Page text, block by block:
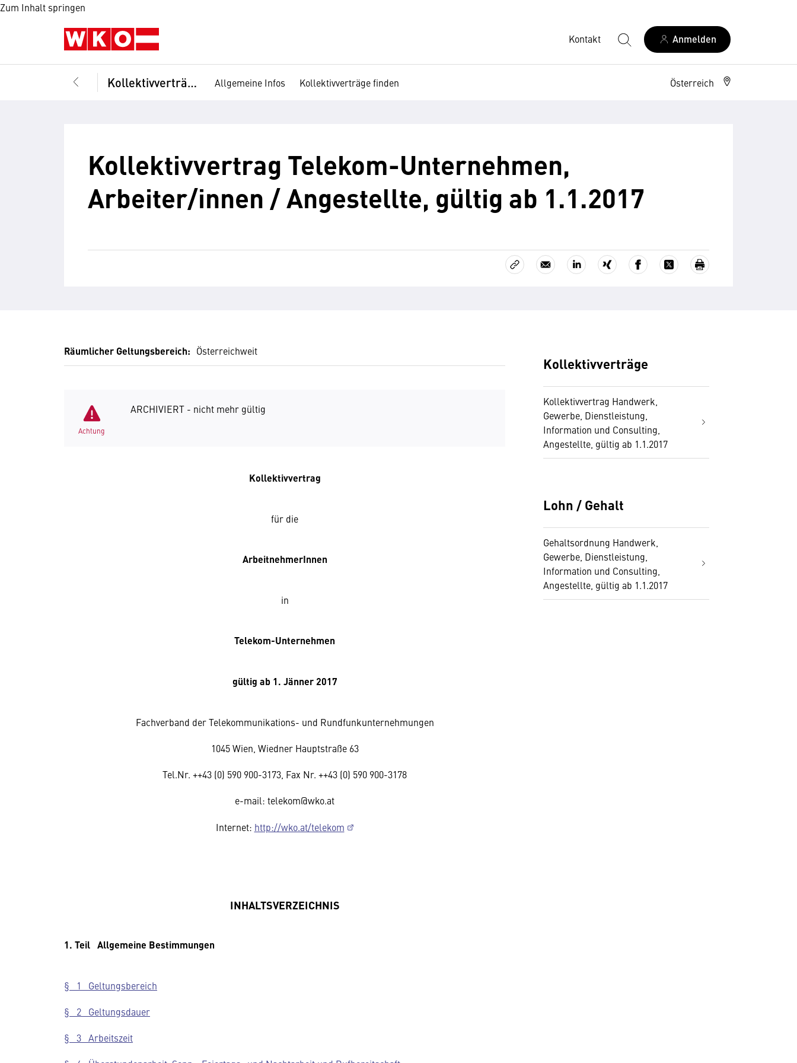
Zum Inhalt springen
Kontakt Anmelden
Kollektivverträge Allgemeine Infos Kollektivverträge finden Österreich
Kollektivvertrag Telekom-Unternehmen,
Arbeiter/innen / Angestellte, gültig ab 1.1.2017
Räumlicher Geltungsbereich: Österreichweit
Achtung
ARCHIVIERT - nicht mehr gültig
Kollektivvertrag
für die
ArbeitnehmerInnen
in
Telekom-Unternehmen
gültig ab 1. Jänner 2017
Fachverband der Telekommunikations- und Rundfunkunternehmungen
1045 Wien, Wiedner Hauptstraße 63
Tel.Nr. ++43 (0) 590 900-3173, Fax Nr. ++43 (0) 590 900-3178
e-mail: telekom@wko.at
Internet: http://wko.at/telekom
INHALTSVERZEICHNIS
1. Teil Allgemeine Bestimmungen
§ 1 Geltungsbereich
§ 2 Geltungsdauer
§ 3 Arbeitszeit
Kollektivverträge
Kollektivvertrag Handwerk,
Gewerbe, Dienstleistung,
Information und Consulting,
Angestellte, gültig ab 1.1.2017
Lohn / Gehalt
Gehaltsordnung Handwerk,
Gewerbe, Dienstleistung,
Information und Consulting,
Angestellte, gültig ab 1.1.2017